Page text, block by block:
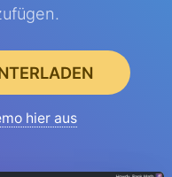
hier aus